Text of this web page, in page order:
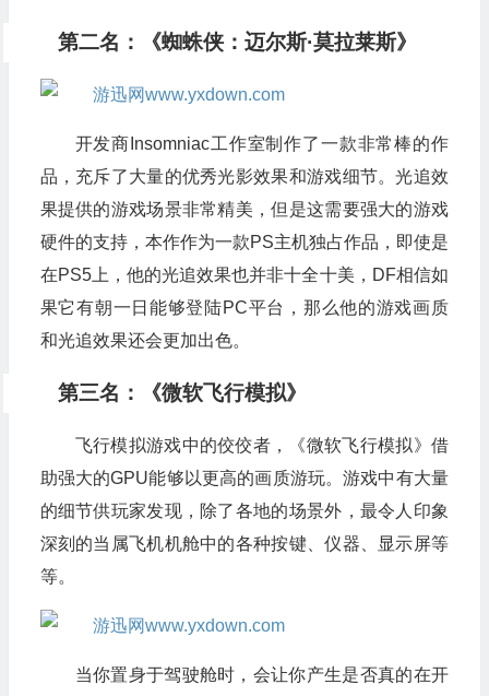
第二名：《蜘蛛侠：迈尔斯·莫拉莱斯》
开发商Insomniac工作室制作了一款非常棒的作
品，充斥了大量的优秀光影效果和游戏细节。光追效
果提供的游戏场景非常精美，但是这需要强大的游戏
硬件的支持，本作作为一款PS主机独占作品，即使是
在PS5上，他的光追效果也并非十全十美，DF相信如
果它有朝一日能够登陆PC平台，那么他的游戏画质
和光追效果还会更加出色。
第三名：《微软飞行模拟》
飞行模拟游戏中的佼佼者，《微软飞行模拟》借
助强大的GPU能够以更高的画质游玩。游戏中有大量
的细节供玩家发现，除了各地的场景外，最令人印象
深刻的当属飞机机舱中的各种按键、仪器、显示屏等
等。
当你置身于驾驶舱时，会让你产生是否真的在开